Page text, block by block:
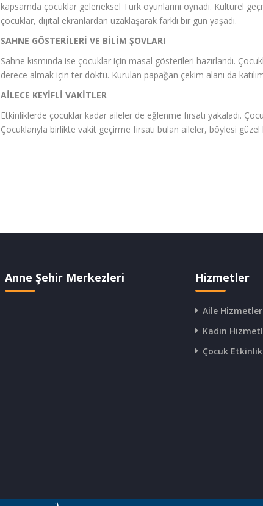
kapsamda çocuklar geleneksel Türk oyunlarını oynadı. Kültürel
çocuklar, dijital ekranlardan uzaklaşarak farklı bir gün yaşadı.
SAHNE GÖSTERİLERİ VE BİLİM ŞOVLARI
Sahne kısmında ise çocuklar için masal gösterileri hazırlandı.
derece almak için ter döktü. Kurulan papağan çekim alanı da
AİLECE KEYİFLİ VAKİTLER
Etkinliklerde çocuklar kadar aileler de eğlenme fırsatı yakaladı.
Çocuklarıyla birlikte vakit geçirme fırsatı bulan aileler, böylesi
Anne Şehir Merkezleri Hizmetler
Aile
Kadın
Çocuk